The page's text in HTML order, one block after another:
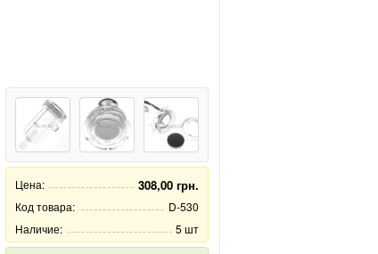
Цена: 308,00 грн.
Код товара:
D-530
Наличие:
5 шт